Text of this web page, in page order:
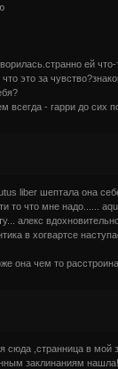
ей
это за
всегда - гарри до сих
liber шептала она
то что мне надо......
алекс
в хогвартсе
она чем то
сюда ,странница в
заклинаниям